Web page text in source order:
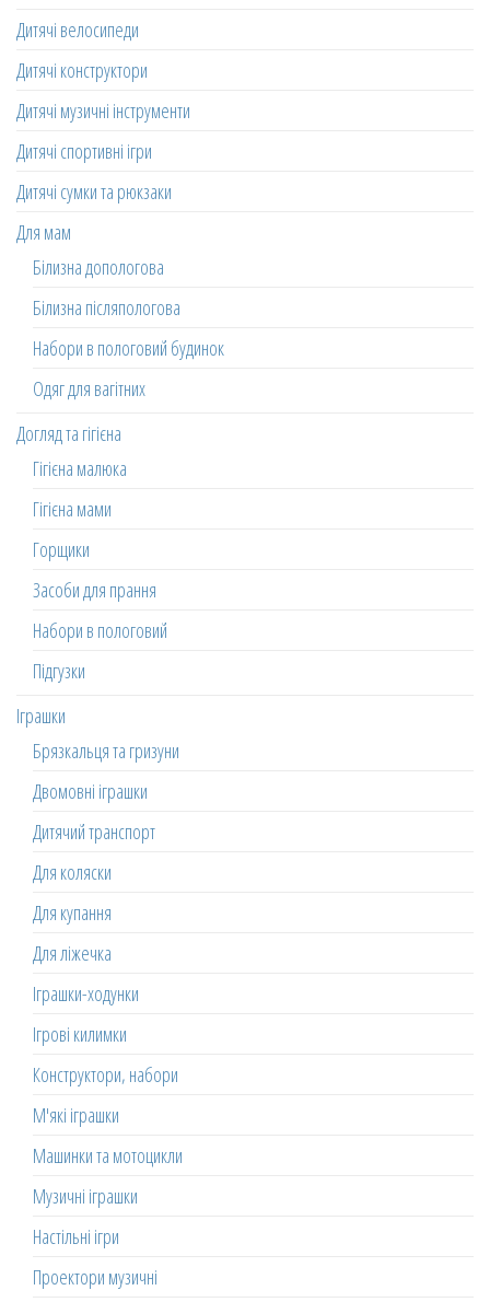
Дитячі велосипеди
Дитячі конструктори
Дитячі музичні інструменти
Дитячі спортивні ігри
Дитячі сумки та рюкзаки
Для мам
Білизна допологова
Білизна післяпологова
Набори в пологовий будинок
Одяг для вагітних
Догляд та гігієна
Гігієна малюка
Гігієна мами
Горщики
Засоби для прання
Набори в пологовий
Підгузки
Іграшки
Брязкальця та гризуни
Двомовні іграшки
Дитячий транспорт
Для коляски
Для купання
Для ліжечка
Іграшки-ходунки
Ігрові килимки
Конструктори, набори
М'які іграшки
Машинки та мотоцикли
Музичні іграшки
Настільні ігри
Проектори музичні